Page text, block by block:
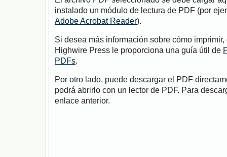
instalado un módulo de lectura de PDF (por
Adobe Acrobat Reader).
Si desea más información sobre cómo
Highwire Press le proporciona una guía útil de
PDFs.
Por otro lado, puede descargar el PDF
podrá abrirlo con un lector de PDF. Para
enlace anterior.